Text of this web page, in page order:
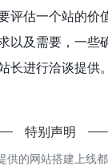
评估一个站的价
以及需要，一些
长进行洽谈提供
特别声明
供的网站搭建上线